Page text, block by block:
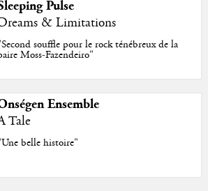
Pulse
& Limitations
souffle pour le rock ténébreux de la
Moss-Fazendeiro"
Ensemble
Tale
belle histoire"